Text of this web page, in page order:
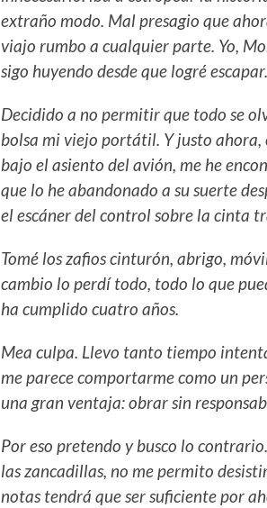
extraño modo. Mal presagio que
viajo rumbo a cualquier parte. Yo,
sigo huyendo desde que logré escapar.
Decidido a no permitir que todo se
bolsa mi viejo portátil. Y justo
bajo el asiento del avión, me he
que lo he abandonado a su suerte
el escáner del control sobre la cinta
Tomé los zafios cinturón, abrigo,
cambio lo perdí todo, todo lo que
ha cumplido cuatro años.
Mea culpa. Llevo tanto tiempo
me parece comportarme como un
una gran ventaja: obrar sin
Por eso pretendo y busco lo
las zancadillas, no me permito
notas tendrá que ser suficiente por